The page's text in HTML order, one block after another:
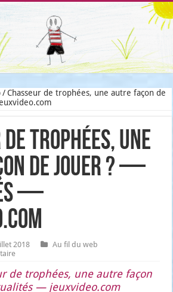
/ Chasseur de trophées, une autre façon de
trophées, une
de jouer ? —
—
2018
Au fil du web
de tro­phées, une autre façon
— jeuxvideo.com